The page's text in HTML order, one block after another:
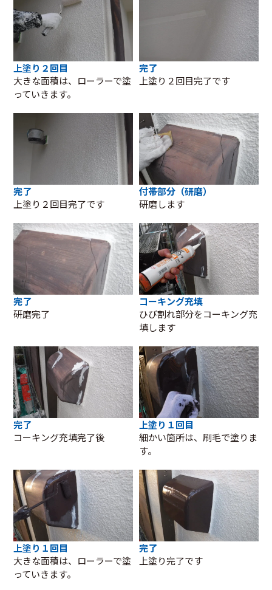
上塗り２回目
大きな面積は、ローラーで塗
っていきます。
完了
上塗り２回目完了です
完了
上塗り２回目完了です
付帯部分（研磨）
研磨します
完了
研磨完了
コーキング充填
ひび割れ部分をコーキング充
填します
完了
コーキング充填完了後
上塗り１回目
細かい箇所は、刷毛で塗りま
す。
上塗り１回目
大きな面積は、ローラーで塗
っていきます。
完了
上塗り完了です